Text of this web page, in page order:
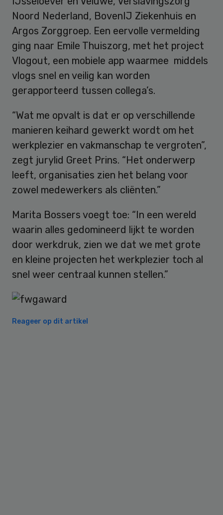
Noord Nederland, BovenIJ Ziekenhuis en
Argos Zorggroep. Een eervolle vermelding
ging naar Emile Thuiszorg, met het project
Vlogout, een mobiele app waarmee middels
vlogs snel en veilig kan worden
gerapporteerd tussen collega’s.
“Wat me opvalt is dat er op verschillende
manieren keihard gewerkt wordt om het
werkplezier en vakmanschap te vergroten”,
zegt jurylid Greet Prins. “Het onderwerp
leeft, organisaties zien het belang voor
zowel medewerkers als cliënten.”
Marita Bossers voegt toe: “In een wereld
waarin alles gedomineerd lijkt te worden
door werkdruk, zien we dat we met grote
en kleine projecten het werkplezier toch al
snel weer centraal kunnen stellen.”
Reageer op dit artikel